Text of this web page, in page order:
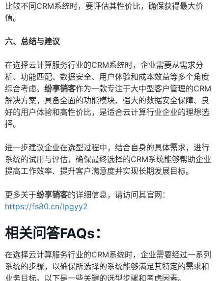
比较不同CRM系统时，要评估其性价比，确保获得最大价
值。
六、总结与建议
在选择云计算服务行业的CRM系统时，企业需要从需求分
析、功能匹配、数据安全、用户体验和成本效益等多个角度
综合考虑。 纷享销客作为一款专注于大中型客户管理的CRM
解决方案，具备全面的功能模块、强大的数据安全保障、良
好的用户体验和高性价比，是适合云计算行业企业的理想选
择。
进一步建议企业在选型过程中，结合自身的具体需求，进行
系统的试用与评估，确保最终选择的CRM系统能够帮助企业
提高工作效率、提升客户满意度并实现长期发展目标。
更多关于纷享销客的详细信息，请访问其官网：
https://fs80.cn/lpgyy2
相关问答FAQs：
在选择云计算服务行业的CRM系统时，企业需要经过一系列
系统的步骤，以确保所选择的系统能够满足其特定的需求和
业务目标。以下是一些关键的选型步骤和考虑因素。